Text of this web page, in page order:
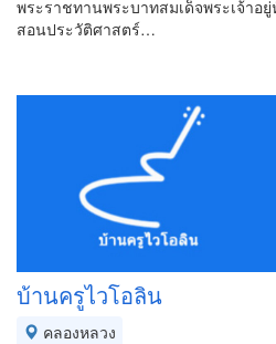
พระราชทานพระบาทสมเด็จพระเจ้าอ
สอนประวัติศาสตร์…
บ้านครูไวโอลิน
คลองหลวง